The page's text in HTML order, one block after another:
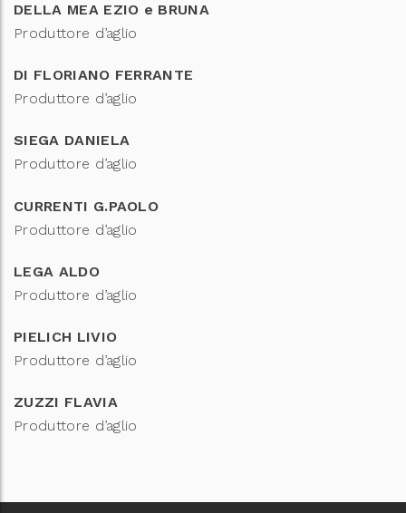
DELLA MEA EZIO e BRUNA
Produttore d’aglio
DI FLORIANO FERRANTE
Produttore d’aglio
SIEGA DANIELA
Produttore d’aglio
CURRENTI G.PAOLO
Produttore d’aglio
LEGA ALDO
Produttore d’aglio
PIELICH LIVIO
Produttore d’aglio
ZUZZI FLAVIA
Produttore d’aglio